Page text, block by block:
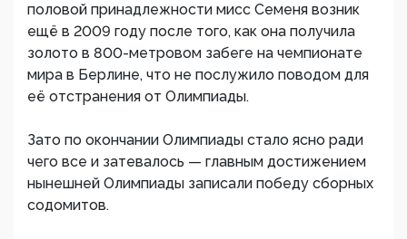
половой принадлежности мисс Семеня возник
ещё в 2009 году после того, как она получила
золото в 800-метровом забеге на чемпионате
мира в Берлине, что не послужило поводом для
её отстранения от Олимпиады.
Зато по окончании Олимпиады стало ясно ради
чего все и затевалось — главным достижением
нынешней Олимпиады записали победу сборных
содомитов.